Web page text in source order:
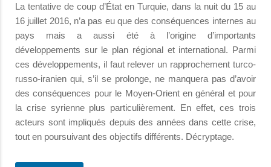
La tentative de coup d’État en Turquie, dans la nuit du 15 au
16 juillet 2016, n’a pas eu que des conséquences internes au
pays mais a aussi été à l’origine d’importants
développements sur le plan régional et international. Parmi
ces développements, il faut relever un rapprochement turco-
russo-iranien qui, s’il se prolonge, ne manquera pas d’avoir
des conséquences pour le Moyen-Orient en général et pour
la crise syrienne plus particulièrement. En effet, ces trois
acteurs sont impliqués depuis des années dans cette crise,
tout en poursuivant des objectifs différents. Décryptage.